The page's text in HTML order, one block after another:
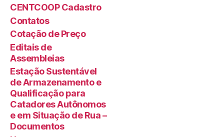
CENTCOOP Cadastro
Contatos
Cotação de Preço
Editais de
Assembleias
Estação Sustentável
de Armazenamento e
Qualificação para
Catadores Autônomos
e em Situação de Rua –
Documentos